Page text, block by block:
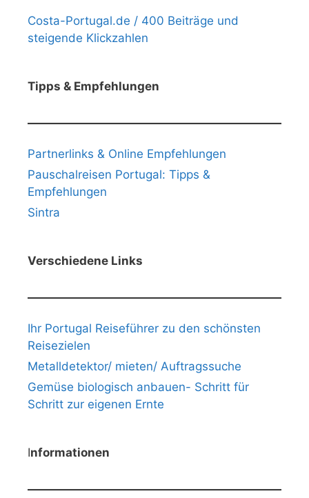
Costa-Portugal.de / 400 Beiträge und
steigende Klickzahlen
Tipps & Empfehlungen
Partnerlinks & Online Empfehlungen
Pauschalreisen Portugal: Tipps &
Empfehlungen
Sintra
Verschiedene Links
Ihr Portugal Reiseführer zu den schönsten
Reisezielen
Metalldetektor/ mieten/ Auftragssuche
Gemüse biologisch anbauen- Schritt für
Schritt zur eigenen Ernte
Informationen